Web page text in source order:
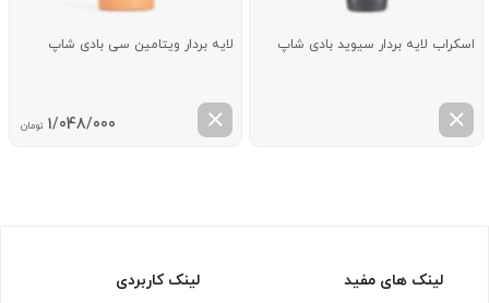
اسکراب لایه بردار سیوید بادی شاپ لایه بردار ویتامین سی بادی شاپ
1/048/000 تومان
لینک های مفید لینک کاربردی